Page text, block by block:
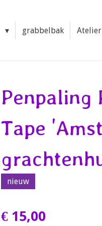
grabbelbak
Penpaling
Tape
nieuw
€ 15,00